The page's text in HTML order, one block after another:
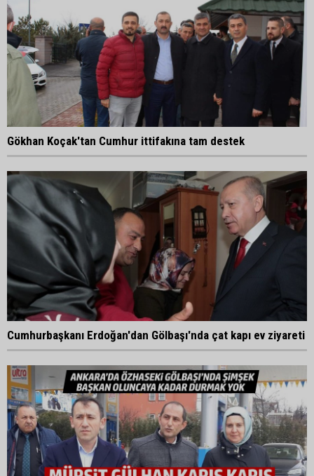
Gökhan Koçak'tan Cumhur ittifakına tam destek
Cumhurbaşkanı Erdoğan'dan Gölbaşı'nda çat kapı ev ziyareti